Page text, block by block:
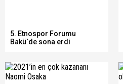
5. Etnospor Forumu
Bakü`de sona erdi